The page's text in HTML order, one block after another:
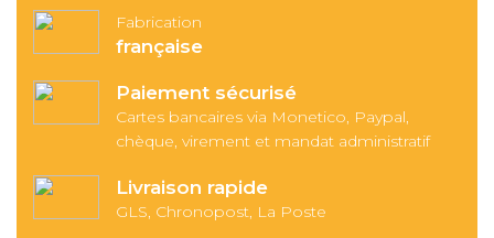
Fabrication
française
Paiement sécurisé
Cartes bancaires via Monetico, Paypal,
chèque, virement et mandat administratif
Livraison rapide
GLS, Chronopost, La Poste